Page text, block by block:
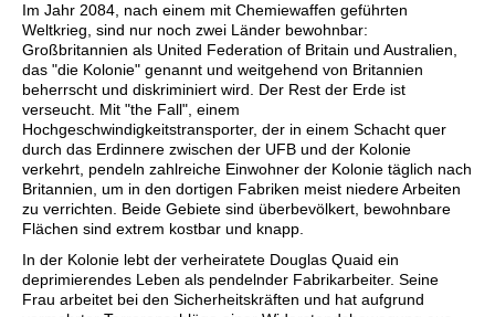
Im Jahr 2084, nach einem mit Chemiewaffen geführten
Weltkrieg, sind nur noch zwei Länder bewohnbar:
Großbritannien als United Federation of Britain und Australien,
das "die Kolonie" genannt und weitgehend von Britannien
beherrscht und diskriminiert wird. Der Rest der Erde ist
verseucht. Mit "the Fall", einem
Hochgeschwindigkeitstransporter, der in einem Schacht quer
durch das Erdinnere zwischen der UFB und der Kolonie
verkehrt, pendeln zahlreiche Einwohner der Kolonie täglich nach
Britannien, um in den dortigen Fabriken meist niedere Arbeiten
zu verrichten. Beide Gebiete sind überbevölkert, bewohnbare
Flächen sind extrem kostbar und knapp.
In der Kolonie lebt der verheiratete Douglas Quaid ein
deprimierendes Leben als pendelnder Fabrikarbeiter. Seine
Frau arbeitet bei den Sicherheitskräften und hat aufgrund